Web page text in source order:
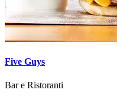
Five Guys
Bar e Ristoranti